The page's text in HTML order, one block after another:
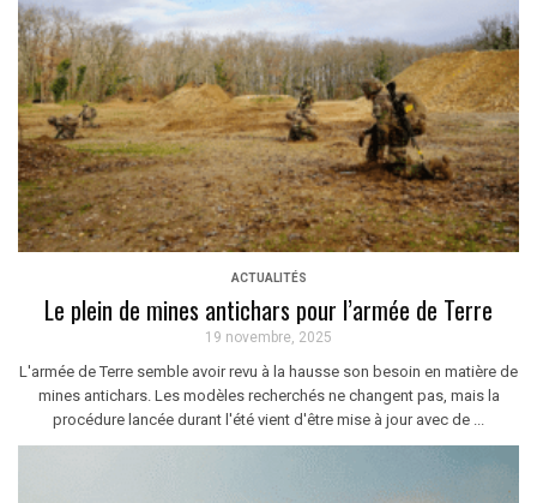
ACTUALITÉS
Le plein de mines antichars pour l’armée de Terre
19 novembre, 2025
L'armée de Terre semble avoir revu à la hausse son besoin en matière de
mines antichars. Les modèles recherchés ne changent pas, mais la
procédure lancée durant l'été vient d'être mise à jour avec de ...